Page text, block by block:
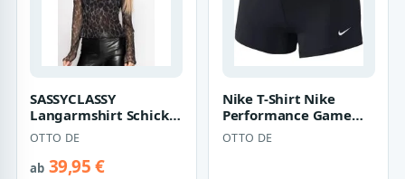
SASSYCLASSY
Langarmshirt Schickes
Leo-Mesh Damen Top
Transparente Lang…
OTTO DE
ab39,95 €
Nike T-Shirt Nike
Performance Game
Short Damen Tights
Damen Polyester
OTTO DE